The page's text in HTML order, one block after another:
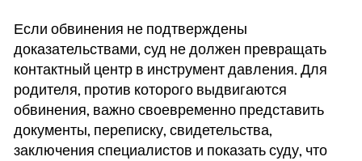
Если обвинения не подтверждены
доказательствами, суд не должен превращать
контактный центр в инструмент давления. Для
родителя, против которого выдвигаются
обвинения, важно своевременно представить
документы, переписку, свидетельства,
заключения специалистов и показать суду, что